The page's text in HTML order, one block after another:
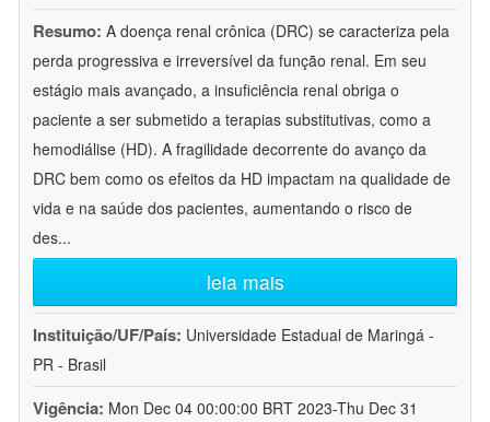
Resumo: A doença renal crônica (DRC) se caracteriza pela
perda progressiva e irreversível da função renal. Em seu
estágio mais avançado, a insuficiência renal obriga o
paciente a ser submetido a terapias substitutivas, como a
hemodiálise (HD). A fragilidade decorrente do avanço da
DRC bem como os efeitos da HD impactam na qualidade de
vida e na saúde dos pacientes, aumentando o risco de
des...
leia mais
Instituição/UF/País: Universidade Estadual de Maringá -
PR - Brasil
Vigência: Mon Dec 04 00:00:00 BRT 2023-Thu Dec 31